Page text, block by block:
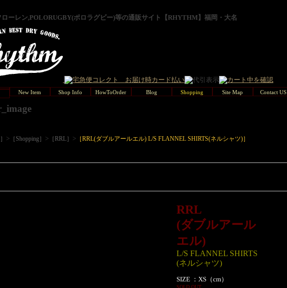
ーレン,POLORUGBY(ポロラグビー)等の通販サイト【RHYTHM】福岡・大名
New Item Shop Info HowToOrder Blog Shopping Site Map Contact US
> ［Shopping］ > ［RRL］ > ［RRL(ダブルアールエル) L/S FLANNEL SHIRTS(ネルシャツ)］
RRL
(ダブルアール
エル)
L/S FLANNEL SHIRTS
(ネルシャツ)
SIZE ：XS（cm）
SOLD OUT